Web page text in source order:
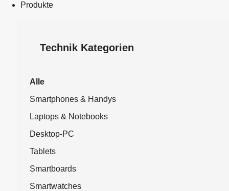
Produkte
Technik Kategorien
Alle
Smartphones & Handys
Laptops & Notebooks
Desktop-PC
Tablets
Smartboards
Smartwatches